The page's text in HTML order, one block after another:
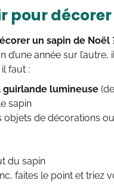
pour
un sapin de Noël
année sur l’autre,
faut :
guirlande lumineuse
sapin
objets de décorations
du sapin
faites le point et triez